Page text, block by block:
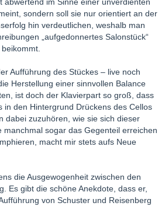
abwertend im Sinne einer unverdienten
sondern soll sie nur orientiert an der
hin verdeutlichen, weshalb man
„aufgedonnertes Salonstück“
beikommt.
Aufführung des Stückes – live noch
Herstellung einer sinnvollen Balance
ist doch der Klavierpart so groß, dass
in den Hintergrund Drückens des Cellos
dabei zuzuhören, wie sie sich dieser
manchmal sogar das Gegenteil erreichen
macht mir stets aufs Neue
die Ausgewogenheit zwischen den
Es gibt die schöne Anekdote, dass er,
von Schuster und Reisenberg